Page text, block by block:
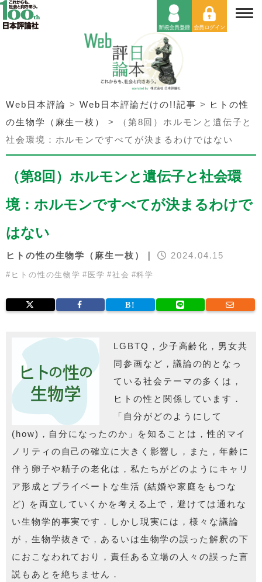
Web日本評論 >Web日本評論だけの!!記事 >
ヒトの性
の生物学（麻生一枝）
>
（第8回）ホルモンと遺伝子と
社会環境：ホルモンですべてが決まるわけではない
（第8回）ホルモンと遺伝子と社会環
境：ホルモンですべてが決まるわけで
はない
ヒトの性の生物学（麻生一枝）｜ 2024.04.15
# ヒトの性の生物学 # 医学 #社会 #科学
LGBTQ，少子高齢化，男女共
同参画など，議論の的となっ
ている社会テーマの多くは，
ヒトの性と関係しています．
「自分がどのようにして
(how)，自分になったのか」を知ることは，性的マイ
ノリティの自己の確立に大きく影響し，また，年齢に
伴う卵子や精子の老化は，私たちがどのようにキャリ
ア形成とプライベートな生活 (結婚や家庭をもつな
ど) を両立していくかを考える上で，避けては通れな
い生物学的事実です．しかし現実には，様々な議論
が，生物学抜きで，あるいは生物学の誤った解釈の下
におこなわれており，責任ある立場の人々の誤った言
説もあとを絶ちません．